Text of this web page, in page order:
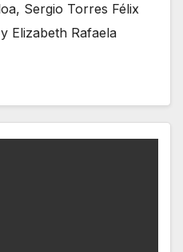
Sergio Torres Félix
Elizabeth Rafaela